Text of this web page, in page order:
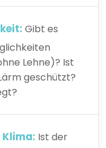
Gibt es
Lehne)? Ist
geschützt?
Ist der